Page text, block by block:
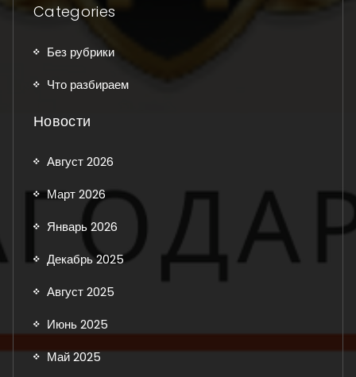
Categories
Без рубрики
Что разбираем
Новости
Август 2026
Март 2026
Январь 2026
Декабрь 2025
Август 2025
Июнь 2025
Май 2025